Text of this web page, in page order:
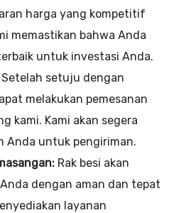
harga yang kompetitif
memastikan bahwa Anda
untuk investasi Anda.
Setelah setuju dengan
melakukan pemesanan
kami. Kami akan segera
Anda untuk pengiriman.
Rak besi akan
dengan aman dan tepat
layanan